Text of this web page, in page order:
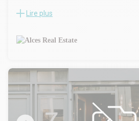
Au coeur des Chartrons, ALCES REAL
surface est adaptée à une activité de
commerce de bouche. Le local
offre une atmosphère chaleureuse
pour créer un lieu accueillant et
Lire plus